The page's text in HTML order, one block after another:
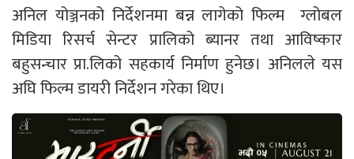
अनिल योञ्जनको निर्देशनमा बन्न लागेको फिल्म ग्लोबल
मिडिया रिसर्च सेन्टर प्रालिको ब्यानर तथा आविष्कार
बहुसन्चार प्रा.लिको सहकार्य निर्माण हुनेछ। अनिलले यस
अघि फिल्म डायरी निर्देशन गरेका थिए।